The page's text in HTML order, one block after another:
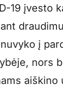
19 įvesto
į
nors
aiškino